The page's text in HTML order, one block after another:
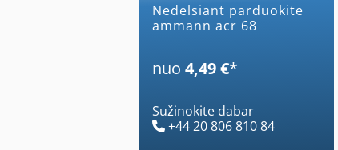
Nedelsiant parduokite
ammann acr 68
nuo 4,49 €*
Sužinokite dabar
+44 20 806 810 84